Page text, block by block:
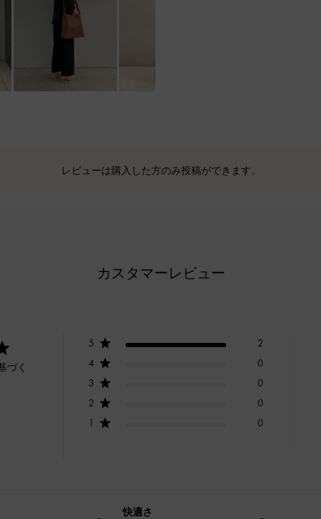
レビューは購入した方のみ投稿ができます。
カスタマーレビュー
づく
5
2
4
0
3
0
2
0
1
0
快適さ